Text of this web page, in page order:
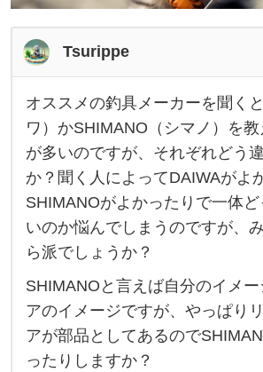
Tsurippe
オ
ス
ス
メ
の
釣
具
メ
ー
カ
オススメの釣具メーカーを聞く
ワ）かSHIMANO（シマノ）を
が多いのですが、それぞれどう
か？聞く人によってDAIWAがよ
SHIMANOがよかったりで一体
いのか悩んでしまうのですが、
ら派でしょうか？
SHIMANOと言えば自分のイメ
アのイメージですが、やっぱり
アが部品としてあるので
ったりしますか？